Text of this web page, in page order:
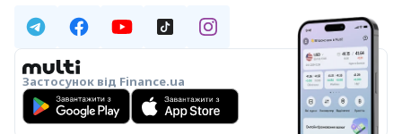
Застосунок від Finance.ua